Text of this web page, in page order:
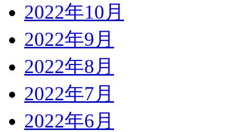
2022年10月
2022年9月
2022年8月
2022年7月
2022年6月